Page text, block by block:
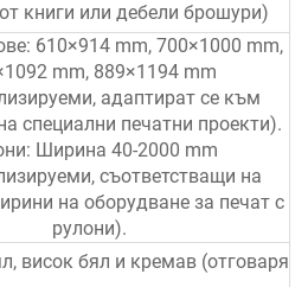
книги или дебели брошури)
610×914 mm, 700×1000 mm,
mm, 889×1194 mm
адаптират се към
специални печатни проекти).
Ширина 40-2000 mm
съответстващи на
на оборудване за печат с
рулони).
висок бял и кремав (отговаря